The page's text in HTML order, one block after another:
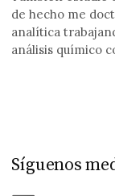
de hecho me
analítica
análisis químico
Síguenos